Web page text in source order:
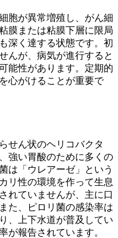
胞が異常増殖し、がん細
膜または粘膜下層に限局
深く達する状態です。初
んが、病気が進行すると
能性があります。定期的
心がけることが重要で
せん状のヘリコバクタ
強い胃酸のために多くの
は「ウレアーゼ」という
リ性の環境を作って生息
れていませんが、主に口
た、ピロリ菌の感染率は
、上下水道が普及してい
が報告されています。